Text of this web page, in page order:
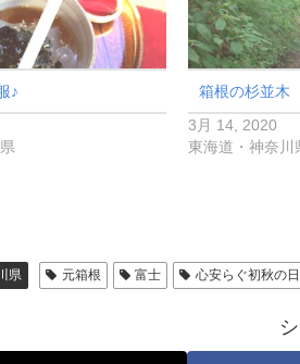
♪
箱根の杉並木
3月 14, 2020
東海道・神奈川
県 元箱根 富士 心安らぐ初秋の